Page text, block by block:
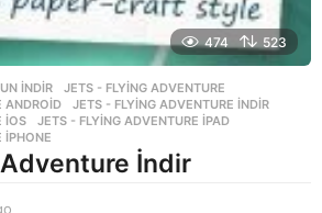
474 523
INDIR JETS - FLYING ADVENTURE
ANDROID
,JETS - FLYING ADVENTURE INDIR
IOS
,JETS - FLYING ADVENTURE IPAD
IPHONE
İndir